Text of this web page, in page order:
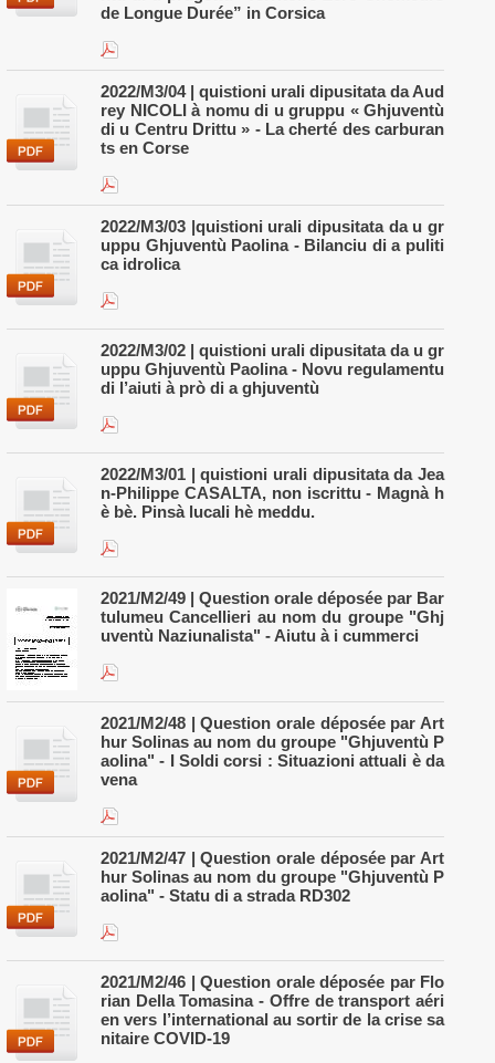
de Longue Durée” in Corsica
2022/M3/04 | quistioni urali dipusitata da Aud
rey NICOLI à nomu di u gruppu « Ghjuventù
di u Centru Drittu » - La cherté des carburan
ts en Corse
2022/M3/03 |quistioni urali dipusitata da u gr
uppu Ghjuventù Paolina - Bilanciu di a puliti
ca idrolica
2022/M3/02 | quistioni urali dipusitata da u gr
uppu Ghjuventù Paolina - Novu regulamentu
di l’aiuti à prò di a ghjuventù
2022/M3/01 | quistioni urali dipusitata da Jea
n-Philippe CASALTA, non iscrittu - Magnà h
è bè. Pinsà lucali hè meddu.
​2021/M2/49 | Question orale déposée par Bar
tulumeu Cancellieri au nom du groupe "Ghj
uventù Naziunalista" - Aiutu à i cummerci
2021/M2/48 | Question orale déposée par Art
hur Solinas au nom du groupe "Ghjuventù P
aolina" - I Soldi corsi : Situazioni attuali è da
vena
2021/M2/47 | Question orale déposée par Art
hur Solinas au nom du groupe "Ghjuventù P
aolina" - Statu di a strada RD302
2021/M2/46 | Question orale déposée par Flo
rian Della Tomasina - Offre de transport aéri
en vers l’international au sortir de la crise sa
nitaire COVID-19